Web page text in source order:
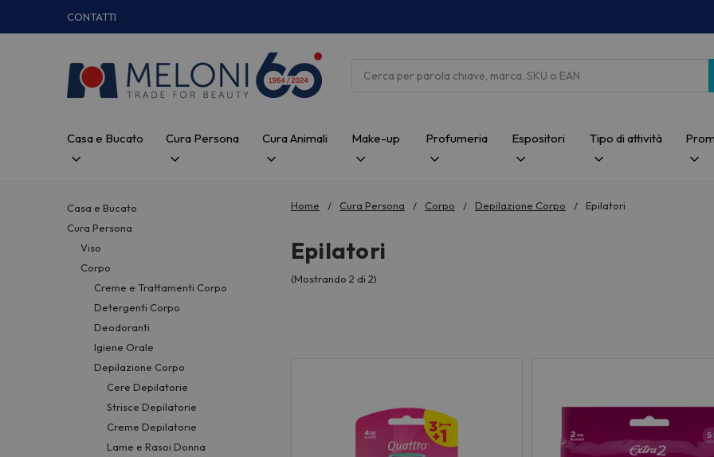
CONTATTI
Casa e Bucato Cura Persona Cura Animali Make-up Profumeria Espositori Tipo di attività
Home Cura Persona Corpo Depilazione Corpo Epilatori
Epilatori
(Mostrando 2 di 2)
Casa e Bucato
Cura Persona
Viso
Corpo
Creme e Trattamenti Corpo
Detergenti Corpo
Deodoranti
Igiene Orale
Depilazione Corpo
Cere Depilatorie
Strisce Depilatorie
Creme Depilatorie
Lame e Rasoi Donna